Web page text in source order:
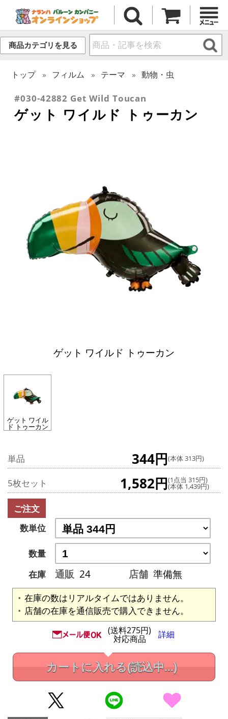
商品カテゴリを見る
トップ フィルム テーマ 動物・虫
#030-42882 Get Wild Toucan
ゲット ワイルド トゥーカン
ゲット ワイルド トゥーカン
ゲット ワイル
ド トゥーカン
単品 344円(本体 313円)
5枚セット 1,582円(1点当 315円)
(本体 1,439円)
ご注文
数単位
数量
在庫
通販 24 店舗 準備無
在庫の数はリアルタイムではありません。
店舗の在庫を通信販売で購入できません。
(送料275円)
対応商品 詳細
カートに入れる(読込中...)